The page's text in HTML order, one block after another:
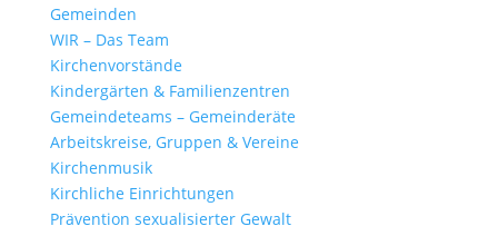
Gemeinden
WIR – Das Team
Kirchen­vor­stände
Kinder­gärten & Familienzentren
Gemein­de­teams – Gemeinderäte
Arbeits­kreise, Gruppen & Vereine
Kirchen­musik
Kirch­liche Einrichtungen
Präven­tion sexua­li­sierter Gewalt